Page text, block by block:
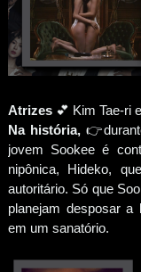
Atrizes 💕 Kim Tae-ri
Na história,
jovem Sookee é
nipônica, Hideko,
autoritário. Só que
planejam desposar a
em um sanatório.